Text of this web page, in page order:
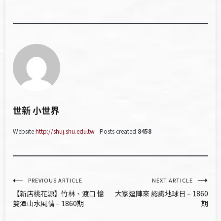
世新 小世界
Websitehttp://shuj.shu.edu.tw Posts created 8458
文
章
PREVIOUS ARTICLE
【新店桃花源】竹林、渡口 憶
雙潭山水風情 – 1860期
NEXT ARTICLE
大家逗陣來 認識地球日 – 1860
期